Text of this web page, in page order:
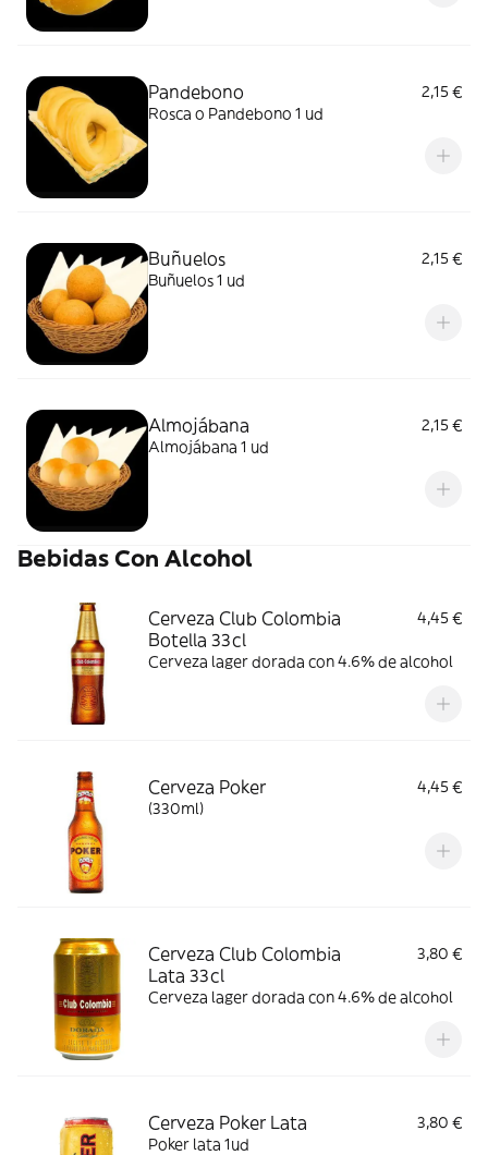
Pandebono
2,15 €
Rosca o Pandebono 1 ud
Buñuelos
2,15 €
Buñuelos 1 ud
Almojábana
2,15 €
Almojábana 1 ud
Bebidas Con Alcohol
Cerveza Club Colombia
Botella 33cl
4,45 €
Cerveza lager dorada con 4.6% de alcohol
Cerveza Poker
4,45 €
(330ml)
Cerveza Club Colombia
Lata 33cl
3,80 €
Cerveza lager dorada con 4.6% de alcohol
Cerveza Poker Lata
3,80 €
Poker lata 1ud